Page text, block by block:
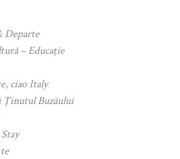
Departe
– Educație
ciao Italy
Ținutul Buzăului